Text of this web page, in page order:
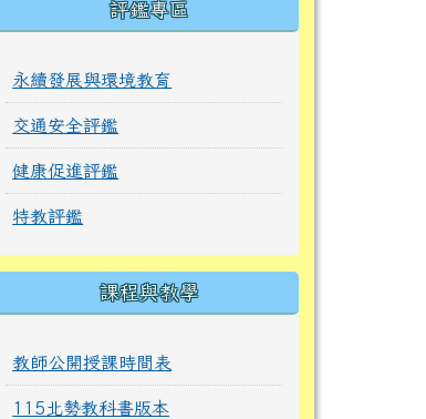
右邊區域內容
評鑑專區
永續發展與環境教育
交通安全評鑑
健康促進評鑑
特教評鑑
課程與教學
教師公開授課時間表
115北勢教科書版本